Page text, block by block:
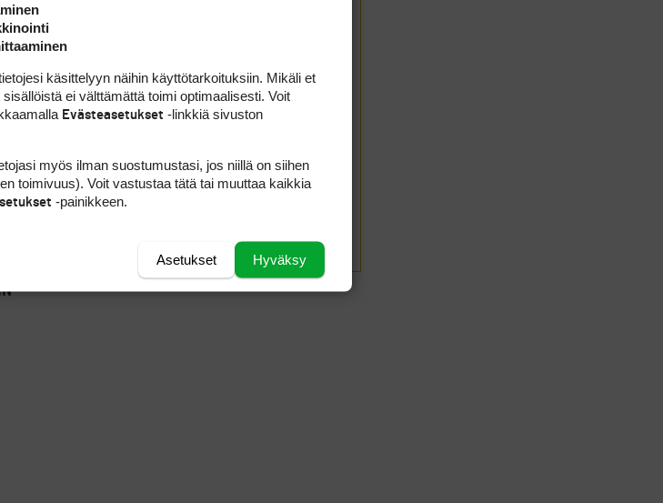
LÄHETÄ
käsittelyyn näihin käyttötarkoituksiin. Mikäli et
ei välttämättä toimi optimaalisesti. Voit
Evästeasetukset -linkkiä sivuston
myös ilman suostumustasi, jos niillä on siihen
toimivuus). Voit vastustaa tätä tai muuttaa kaikkia
-painikkeen.
Hyväksy
Asetukset